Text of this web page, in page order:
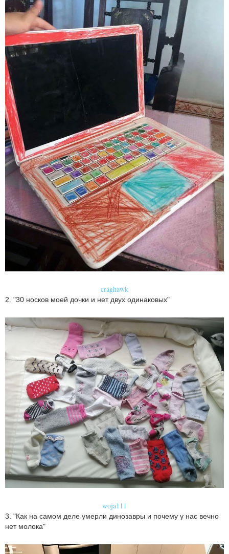
craghawk
2. "30 носков моей дочки и нет двух одинаковых"
woja111
3. "Как на самом деле умерли динозавры и почему у нас вечно
нет молока"